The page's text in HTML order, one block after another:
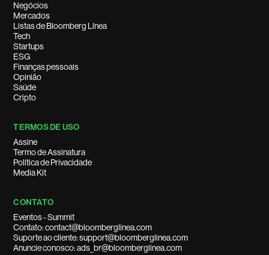
Negócios
Mercados
Listas de Bloomberg Línea
Tech
Startups
ESG
Finanças pessoais
Opinião
Saúde
Cripto
TERMOS DE USO
Assine
Termo de Assinatura
Política de Privacidade
Media Kit
CONTATO
Eventos - Summit
Contato: contact@bloomberglinea.com
Suporte ao cliente: support@bloomberglinea.com
Anuncie conosco: ads_br@bloomberglinea.com